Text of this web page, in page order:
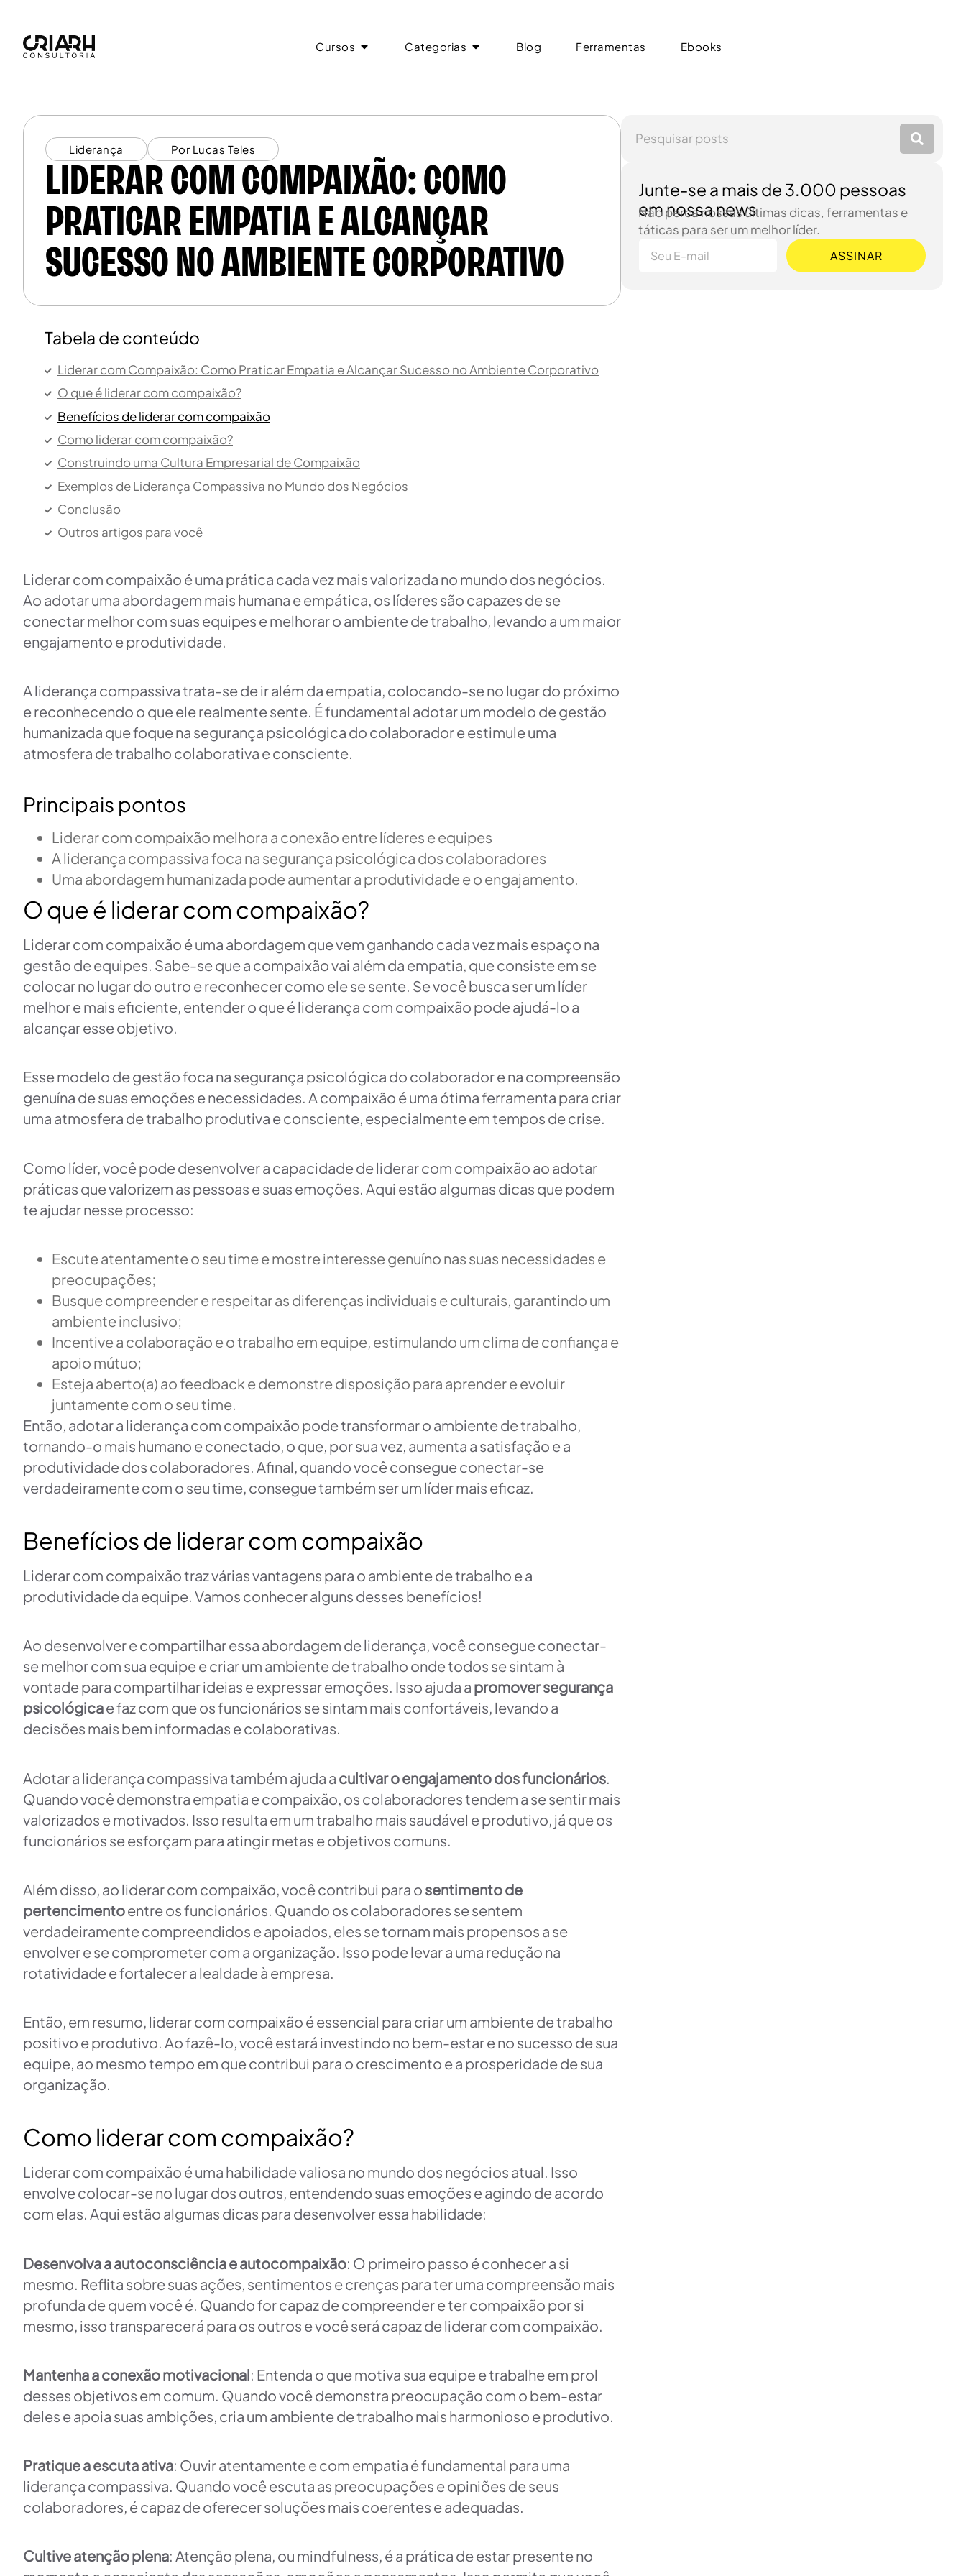
Cursos
Categorias
Blog
Ferramentas
Ebooks
Liderança Por Lucas Teles
LIDERAR COM COMPAIXÃO: COMO
PRATICAR EMPATIA E ALCANÇAR
SUCESSO NO AMBIENTE CORPORATIVO
Tabela de conteúdo
Liderar com Compaixão: Como Praticar Empatia e Alcançar Sucesso no Ambiente Corporativo
O que é liderar com compaixão?
Benefícios de liderar com compaixão
Como liderar com compaixão?
Construindo uma Cultura Empresarial de Compaixão
Exemplos de Liderança Compassiva no Mundo dos Negócios
Conclusão
Outros artigos para você
Liderar com compaixão é uma prática cada vez mais valorizada no mundo dos negócios.
Ao adotar uma abordagem mais humana e empática, os líderes são capazes de se
conectar melhor com suas equipes e melhorar o ambiente de trabalho, levando a um maior
engajamento e produtividade.
A liderança compassiva trata-se de ir além da empatia, colocando-se no lugar do próximo
e reconhecendo o que ele realmente sente. É fundamental adotar um modelo de gestão
humanizada que foque na segurança psicológica do colaborador e estimule uma
atmosfera de trabalho colaborativa e consciente.
Principais pontos
Liderar com compaixão melhora a conexão entre líderes e equipes
A liderança compassiva foca na segurança psicológica dos colaboradores
Uma abordagem humanizada pode aumentar a produtividade e o engajamento.
O que é liderar com compaixão?
Liderar com compaixão é uma abordagem que vem ganhando cada vez mais espaço na
gestão de equipes. Sabe-se que a compaixão vai além da empatia, que consiste em se
colocar no lugar do outro e reconhecer como ele se sente. Se você busca ser um líder
melhor e mais eficiente, entender o que é liderança com compaixão pode ajudá-lo a
alcançar esse objetivo.
Esse modelo de gestão foca na segurança psicológica do colaborador e na compreensão
genuína de suas emoções e necessidades. A compaixão é uma ótima ferramenta para criar
uma atmosfera de trabalho produtiva e consciente, especialmente em tempos de crise.
Como líder, você pode desenvolver a capacidade de liderar com compaixão ao adotar
práticas que valorizem as pessoas e suas emoções. Aqui estão algumas dicas que podem
te ajudar nesse processo:
Escute atentamente o seu time e mostre interesse genuíno nas suas necessidades e
preocupações;
Busque compreender e respeitar as diferenças individuais e culturais, garantindo um
ambiente inclusivo;
Incentive a colaboração e o trabalho em equipe, estimulando um clima de confiança e
apoio mútuo;
Esteja aberto(a) ao feedback e demonstre disposição para aprender e evoluir
juntamente com o seu time.
Então, adotar a liderança com compaixão pode transformar o ambiente de trabalho,
tornando-o mais humano e conectado, o que, por sua vez, aumenta a satisfação e a
produtividade dos colaboradores. Afinal, quando você consegue conectar-se
verdadeiramente com o seu time, consegue também ser um líder mais eficaz.
Benefícios de liderar com compaixão
Liderar com compaixão traz várias vantagens para o ambiente de trabalho e a
produtividade da equipe. Vamos conhecer alguns desses benefícios!
Ao desenvolver e compartilhar essa abordagem de liderança, você consegue conectar-
se melhor com sua equipe e criar um ambiente de trabalho onde todos se sintam à
vontade para compartilhar ideias e expressar emoções. Isso ajuda a promover segurança
psicológicae faz com que os funcionários se sintam mais confortáveis, levando a
decisões mais bem informadas e colaborativas.
Adotar a liderança compassiva também ajuda a cultivar o engajamento dos funcionários.
Quando você demonstra empatia e compaixão, os colaboradores tendem a se sentir mais
valorizados e motivados. Isso resulta em um trabalho mais saudável e produtivo, já que os
funcionários se esforçam para atingir metas e objetivos comuns.
Além disso, ao liderar com compaixão, você contribui para o sentimento de
pertencimentoentre os funcionários. Quando os colaboradores se sentem
verdadeiramente compreendidos e apoiados, eles se tornam mais propensos a se
envolver e se comprometer com a organização. Isso pode levar a uma redução na
rotatividade e fortalecer a lealdade à empresa.
Então, em resumo, liderar com compaixão é essencial para criar um ambiente de trabalho
positivo e produtivo. Ao fazê-lo, você estará investindo no bem-estar e no sucesso de sua
equipe, ao mesmo tempo em que contribui para o crescimento e a prosperidade de sua
organização.
Como liderar com compaixão?
Liderar com compaixão é uma habilidade valiosa no mundo dos negócios atual. Isso
envolve colocar-se no lugar dos outros, entendendo suas emoções e agindo de acordo
com elas. Aqui estão algumas dicas para desenvolver essa habilidade:
Desenvolva a autoconsciência e autocompaixão: O primeiro passo é conhecer a si
mesmo. Reflita sobre suas ações, sentimentos e crenças para ter uma compreensão mais
profunda de quem você é. Quando for capaz de compreender e ter compaixão por si
mesmo, isso transparecerá para os outros e você será capaz de liderar com compaixão.
Mantenha a conexão motivacional: Entenda o que motiva sua equipe e trabalhe em prol
desses objetivos em comum. Quando você demonstra preocupação com o bem-estar
deles e apoia suas ambições, cria um ambiente de trabalho mais harmonioso e produtivo.
Pratique a escuta ativa: Ouvir atentamente e com empatia é fundamental para uma
liderança compassiva. Quando você escuta as preocupações e opiniões de seus
colaboradores, é capaz de oferecer soluções mais coerentes e adequadas.
Cultive atenção plena: Atenção plena, ou mindfulness, é a prática de estar presente no
Junte-se a mais de 3.000 pessoas
em nossa news
Não perca nossas últimas dicas, ferramentas e
táticas para ser um melhor líder.
ASSINAR